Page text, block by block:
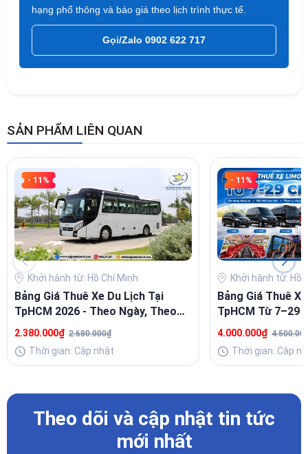
hạng phổ thông và báo giá theo lịch trình thực tế.
Gọi/Zalo 0902 622 717
SẢN PHẨM LIÊN QUAN
- 11%
Khởi hành từ: Hồ Chí Minh
Bảng Giá Thuê Xe Du Lịch Tại
TpHCM 2026 - Theo Ngày, Theo
Tuyến, Theo Tháng
2.380.000₫ 2.680.000₫
Thời gian: Cập nhật
- 11%
Khởi hành từ: Hồ
Bảng Giá Thuê
TpHCM Từ 7–29
Travel
4.000.000₫
Thời gian: Cập
Theo dõi và cập nhật tin tức
mới nhất